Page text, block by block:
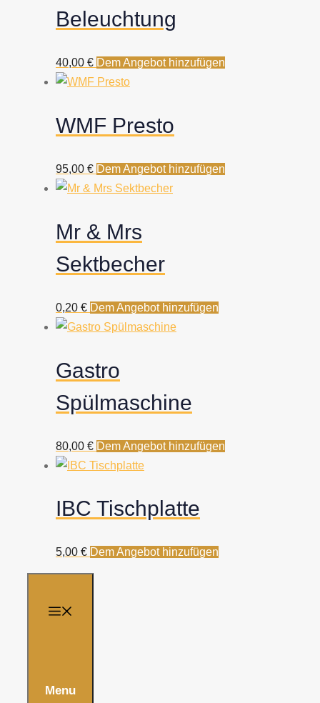
Beleuchtung
40,00 € Dem Angebot hinzufügen
WMF Presto
95,00 € Dem Angebot hinzufügen
Mr & Mrs
Sektbecher
0,20 € Dem Angebot hinzufügen
Gastro
Spülmaschine
80,00 € Dem Angebot hinzufügen
IBC Tischplatte
5,00 € Dem Angebot hinzufügen
Menu